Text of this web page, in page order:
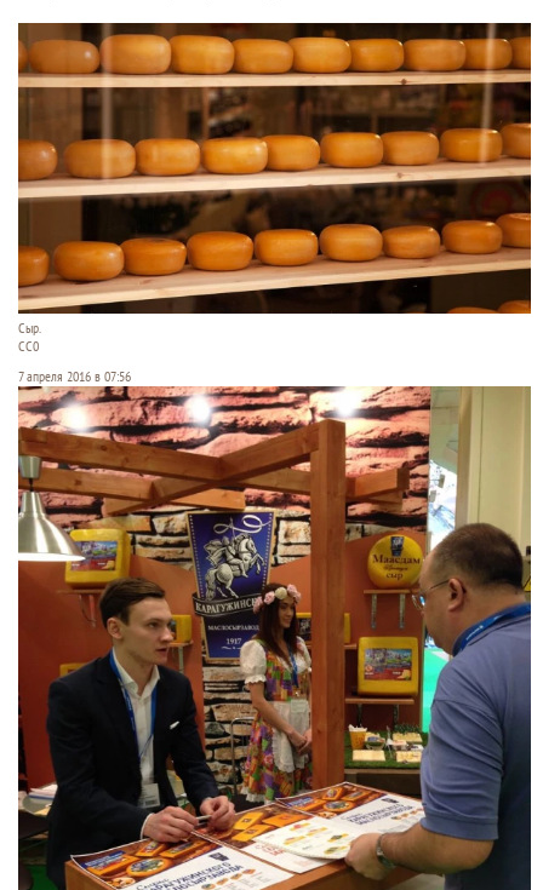
Сыр.
СС0
7 апреля 2016 в 07:56